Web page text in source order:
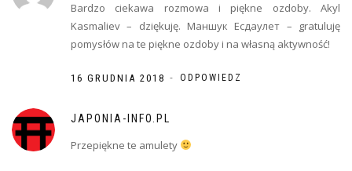
Bardzo ciekawa rozmowa i piękne ozdoby. Akyl
Kasmaliev – dziękuję. Маншук Есдаулет – gratuluję
pomysłów na te piękne ozdoby i na własną aktywność!
16 GRUDNIA 2018 - ODPOWIEDZ
JAPONIA-INFO.PL
Przepiękne te amulety